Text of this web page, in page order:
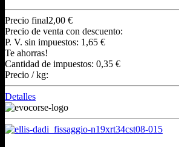
Precio final2,00 €
Precio de venta con descuento:
P. V. sin impuestos: 1,65 €
Te ahorras!
Cantidad de impuestos: 0,35 €
Precio / kg:
Detalles